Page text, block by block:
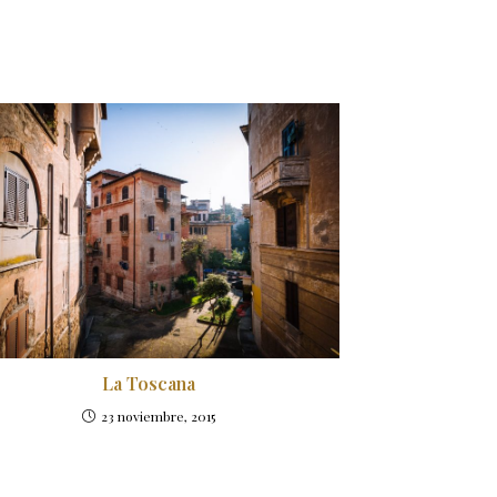
La Toscana
23 noviembre, 2015